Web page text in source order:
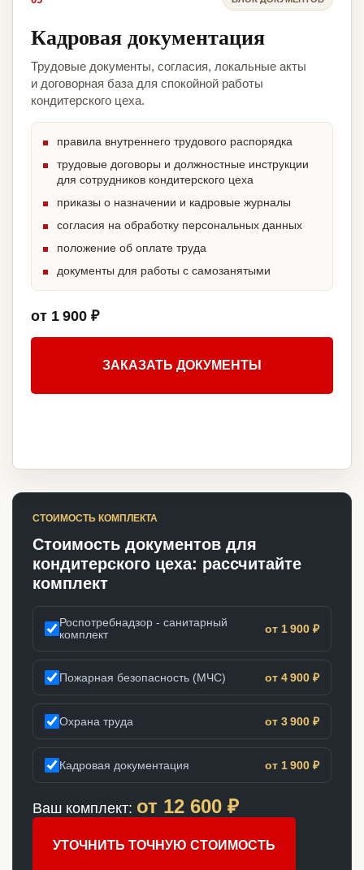
Кадровая документация
Трудовые документы, согласия, локальные акты
и договорная база для спокойной работы
кондитерского цеха.
правила внутреннего трудового распорядка
трудовые договоры и должностные инструкции
для сотрудников кондитерского цеха
приказы о назначении и кадровые журналы
согласия на обработку персональных данных
положение об оплате труда
документы для работы с самозанятыми
от 1 900 ₽
ЗАКАЗАТЬ ДОКУМЕНТЫ
СТОИМОСТЬ КОМПЛЕКТА
Стоимость документов для
кондитерского цеха: рассчитайте
комплект
Роспотребнадзор - санитарный
комплект
от 1 900 ₽
Пожарная безопасность (МЧС) от 4 900 ₽
Охрана труда от 3 900 ₽
Кадровая документация от 1 900 ₽
Ваш комплект: от 12 600 ₽
УТОЧНИТЬ ТОЧНУЮ СТОИМОСТЬ